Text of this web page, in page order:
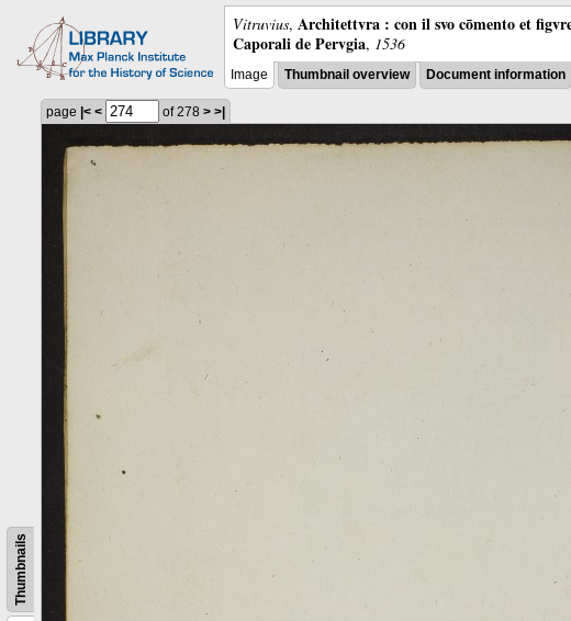
Vitruvius, Architettvra : con il svo cōmento et
Caporali de Pervgia, 1536
Image Thumbnail overview Document information
Thumbnails
page |< < of 278 > >|